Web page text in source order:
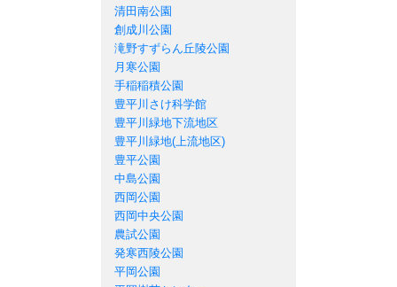
清田南公園
創成川公園
滝野すずらん丘陵公園
月寒公園
手稲稲積公園
豊平川さけ科学館
豊平川緑地下流地区
豊平川緑地(上流地区)
豊平公園
中島公園
西岡公園
西岡中央公園
農試公園
発寒西陵公園
平岡公園